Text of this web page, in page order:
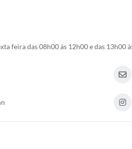
feira das 08h00 às 12h00 e das 13h00